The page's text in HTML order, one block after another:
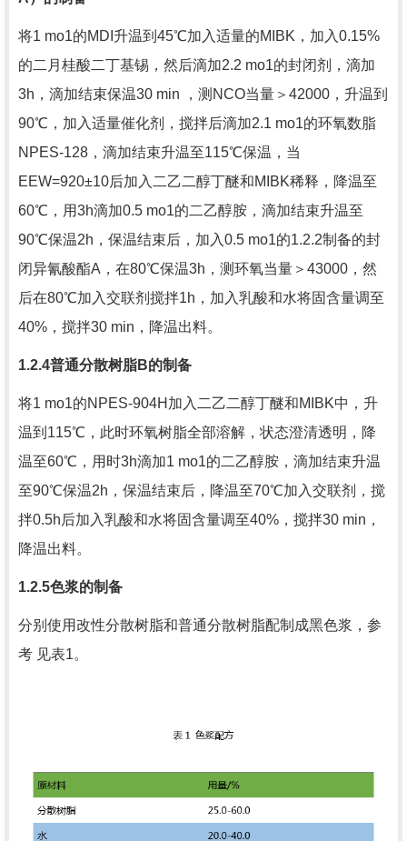
将1 mo1的MDI 升温到 45℃加入适量的MIBK ，加入0.15%
的二月桂酸二丁基锡，然后滴加2.2 mo1的封闭剂，滴加
3h ，滴加结束保温30 min ，测 NCO当量＞ 42000 ，升温到
90℃，加入适量催化剂，搅拌后滴加2.1 mo1的环氧数脂
NPES-128 ，滴加结束升温至115℃保温，当
EEW=920±10后加入二乙二醇丁醚和MIBK稀释，降温至
60℃，用3h滴加0.5 mo1的二乙醇胺，滴加结束升温至
90℃保温2h ，保温结束后，加入0.5 mo1的1.2.2制备的封
闭异氰酸酯A ，在80℃保温3h ，测环氧当量＞ 43000 ，然
后在80℃加入交联剂搅拌1h ，加入乳酸和水将固含量调至
40% ，搅拌30 min ，降温出料。
1.2.4普通分散树脂B的制备
将1 mo1的NPES-904H 加入二乙二醇丁醚和MIBK中，升
温到 115℃，此时环氧树脂全部溶解，状态澄清透明，降
温至60℃，用时3h滴加1 mo1的二乙醇胺，滴加结束升温
至90℃保温2h ，保温结束后，降温至70℃加入交联剂，搅
拌0.5h后加入乳酸和水将固含量调至40% ，搅拌30 min ，
降温出料。
1.2.5色浆的制备
分别使用改性分散树脂和普通分散树脂配制成黑色浆，参
考 见表1。